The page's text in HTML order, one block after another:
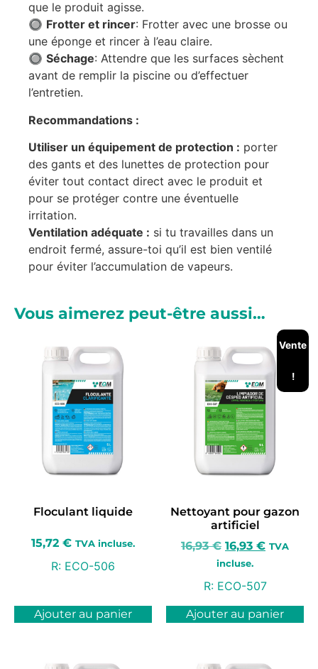
que le produit agisse.
🔘 Frotter et rincer: Frotter avec une brosse ou
une éponge et rincer à l’eau claire.
🔘 Séchage: Attendre que les surfaces sèchent
avant de remplir la piscine ou d’effectuer
l’entretien.
Recommandations :
Utiliser un équipement de protection : porter
des gants et des lunettes de protection pour
éviter tout contact direct avec le produit et
pour se protéger contre une éventuelle
irritation.
Ventilation adéquate : si tu travailles dans un
endroit fermé, assure-toi qu’il est bien ventilé
pour éviter l’accumulation de vapeurs.
Vous aimerez peut-être aussi…
Floculant liquide
15,72 € TVA incluse.
R: ECO-506
Ajouter au panier
Vente
!
Nettoyant pour gazon
artificiel
16,93€ 16,93 € TVA
incluse.
R:ECO-507
Ajouter au panier